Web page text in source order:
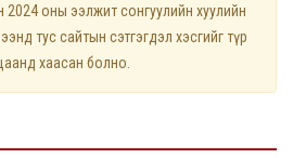
оны ээлжит сонгуулийн хуулийн
тус сайтын сэтгэгдэл хэсгийг түр
хаасан болно.